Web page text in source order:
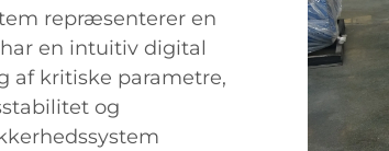
repræsenterer en
en intuitiv digital
af kritiske parametre,
og